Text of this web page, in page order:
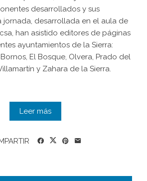
desarrollados y sus
jornada, desarrollada en el aula de
han asistido editores de páginas
ayuntamientos de la Sierra:
El Bosque, Olvera, Prado del
y Zahara de la Sierra.
Leer más